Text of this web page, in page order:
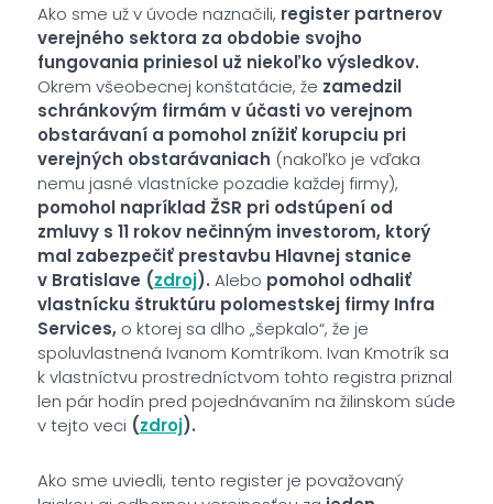
Ako sme už v úvode naznačili, register partnerov
verejného sektora za obdobie svojho
fungovania priniesol už niekoľko výsledkov.
Okrem všeobecnej konštatácie, že zamedzil
schránkovým firmám v účasti vo verejnom
obstarávaní a pomohol znížiť korupciu pri
verejných obstarávaniach (nakoľko je vďaka
nemu jasné vlastnícke pozadie každej firmy),
pomohol napríklad ŽSR pri odstúpení od
zmluvy s 11 rokov nečinným investorom, ktorý
mal zabezpečiť prestavbu Hlavnej stanice
v Bratislave (zdroj). Alebo pomohol odhaliť
vlastnícku štruktúru polomestskej firmy Infra
Services,o ktorej sa dlho „šepkalo“, že je
spoluvlastnená Ivanom Komtríkom. Ivan Kmotrík sa
k vlastníctvu prostredníctvom tohto registra priznal
len pár hodín pred pojednávaním na žilinskom súde
v tejto veci (zdroj).
Ako sme uviedli, tento register je považovaný